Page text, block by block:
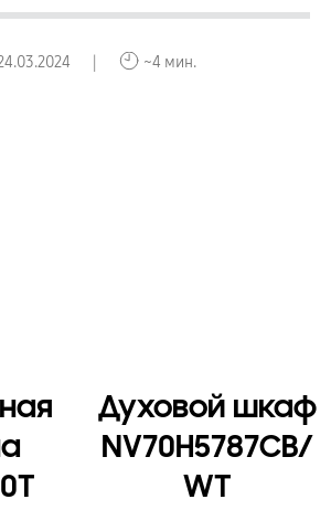
| ~4 мин.
Духовой шкаф
NV70H5787CB/
WT